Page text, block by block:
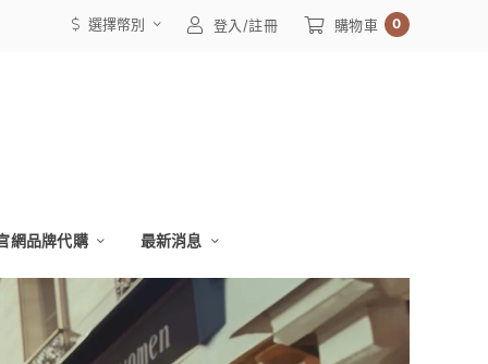
選擇幣別 登入/註冊 購物車 0
網品牌代購 最新消息